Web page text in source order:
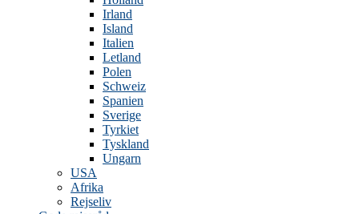
Irland
Island
Italien
Letland
Polen
Schweiz
Spanien
Sverige
Tyrkiet
Tyskland
Ungarn
USA
Afrika
Rejseliv